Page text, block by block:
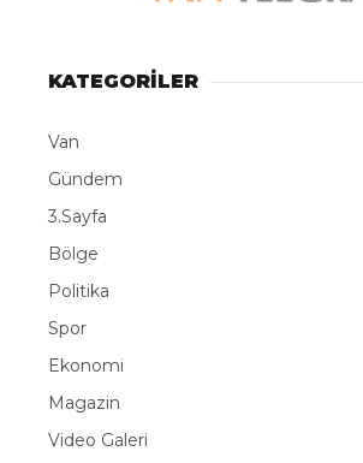
KATEGORİLER
Van
Gündem
3.Sayfa
Bölge
Politika
Spor
Ekonomi
Magazin
Video Galeri